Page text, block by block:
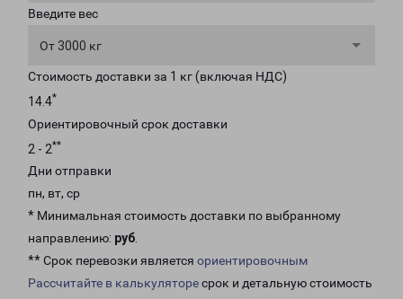
Введите вес
От 3000 кг
Стоимость доставки за 1 кг (включая НДС)
14.4*
Ориентировочный срок доставки
2 - 2**
Дни отправки
пн, вт, ср
* Минимальная стоимость доставки по выбранному
направлению: руб.
** Срок перевозки является ориентировочным
Рассчитайте в калькуляторесрок и детальную стоимость